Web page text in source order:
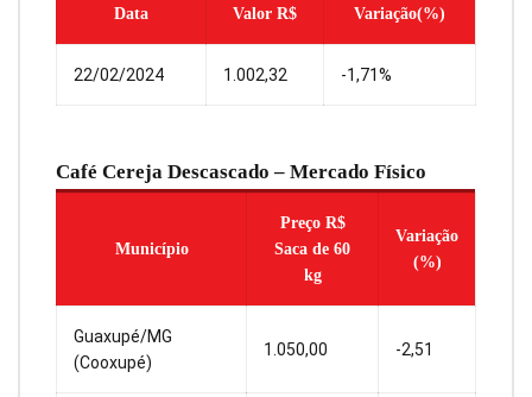
Data Valor R$ Variação(%)
22/02/2024 1.002,32 -1,71%
Café Cereja Descascado – Mercado Físico
Município
Preço R$
Saca de 60
kg
Variação
(%)
Guaxupé/MG
(Cooxupé)
1.050,00 -2,51